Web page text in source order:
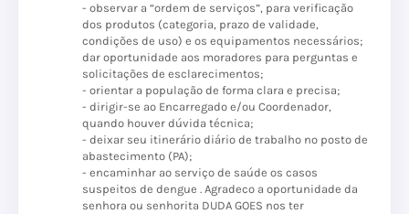
- observar a “ordem de serviços”, para verificação
dos produtos (categoria, prazo de validade,
condições de uso) e os equipamentos necessários;
dar oportunidade aos moradores para perguntas e
solicitações de esclarecimentos;
- orientar a população de forma clara e precisa;
- dirigir-se ao Encarregado e/ou Coordenador,
quando houver dúvida técnica;
- deixar seu itinerário diário de trabalho no posto de
abastecimento (PA);
- encaminhar ao serviço de saúde os casos
suspeitos de dengue . Agradeco a oportunidade da
senhora ou senhorita DUDA GOES nos ter